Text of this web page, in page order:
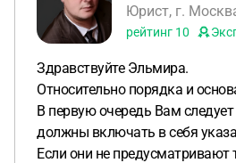
Юрист, г.
рейтинг 10
Здравствуйте Эльмира.
Относительно порядка и
В первую очередь Вам
должны включать в себя
Если они не